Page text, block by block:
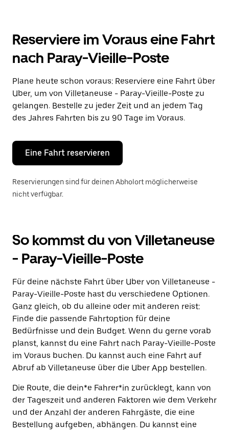
Kalender
interagieren
ein
Datum
auszuwählen.
Drücke
die
Escape-
um
den
Kalender
schließen.
Reserviere im Voraus eine Fahrt
nach Paray-Vieille-Poste
Plane heute schon voraus: Reserviere eine Fahrt über
Uber, um von Villetaneuse - Paray-Vieille-Poste zu
gelangen. Bestelle zu jeder Zeit und an jedem Tag
des Jahres Fahrten bis zu 90 Tage im Voraus.
Eine Fahrt reservieren
Reservierungen sind für deinen Abholort möglicherweise
nicht verfügbar.
So kommst du von Villetaneuse
- Paray-Vieille-Poste
Für deine nächste Fahrt über Uber von Villetaneuse -
Paray-Vieille-Poste hast du verschiedene Optionen.
Ganz gleich, ob du alleine oder mit anderen reist:
Finde die passende Fahrtoption für deine
Bedürfnisse und dein Budget. Wenn du gerne vorab
planst, kannst du eine Fahrt nach Paray-Vieille-Poste
im Voraus buchen. Du kannst auch eine Fahrt auf
Abruf ab Villetaneuse über die Uber App bestellen.
Die Route, die dein*e Fahrer*in zurücklegt, kann von
der Tageszeit und anderen Faktoren wie dem Verkehr
und der Anzahl der anderen Fahrgäste, die eine
Bestellung aufgeben, abhängen. Du kannst eine